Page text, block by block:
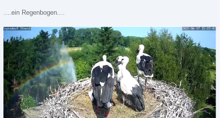
....ein Regenbogen....